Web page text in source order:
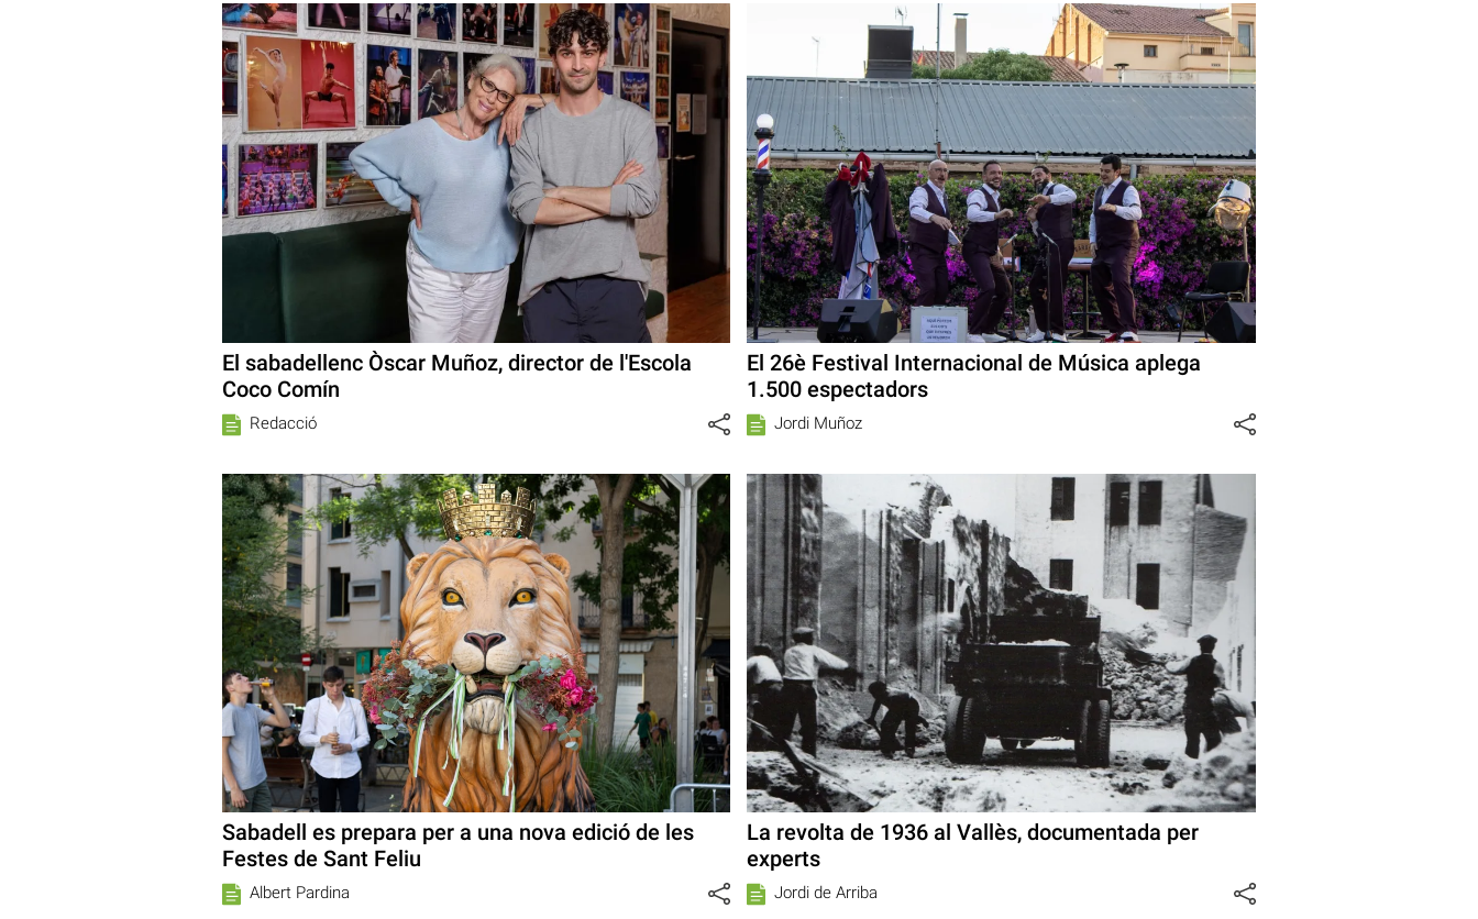
El sabadellenc Òscar Muñoz, director de l'Escola
Coco Comín
Redacció
El 26è Festival Internacional de Música aplega
1.500 espectadors
Jordi Muñoz
Sabadell es prepara per a una nova edició de les
Festes de Sant Feliu
Albert Pardina
La revolta de 1936 al Vallès, documentada per
experts
Jordi de Arriba